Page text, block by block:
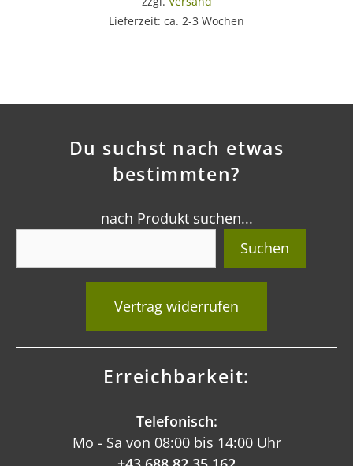
Lieferzeit: ca. 2-3 Wochen
Du suchst nach etwas
bestimmten?
nach Produkt suchen...
Suchen
Vertrag widerrufen
Erreichbarkeit:
Telefonisch:
Mo - Sa von 08:00 bis 14:00 Uhr